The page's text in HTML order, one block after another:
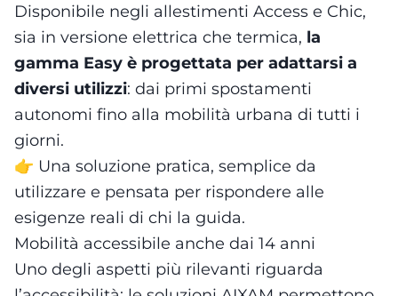
Disponibile negli allestimenti Access e Chic,
sia in versione elettrica che termica, la
gamma Easy è progettata per adattarsi a
diversi utilizzi: dai primi spostamenti
autonomi fino alla mobilità urbana di tutti i
giorni.
👉 Una soluzione pratica, semplice da
utilizzare e pensata per rispondere alle
esigenze reali di chi la guida.
Mobilità accessibile anche dai 14 anni
Uno degli aspetti più rilevanti riguarda